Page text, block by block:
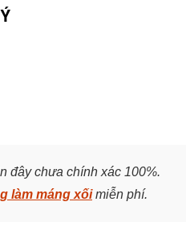
đây chưa chính xác 100%.
làm máng xốimiễn phí.